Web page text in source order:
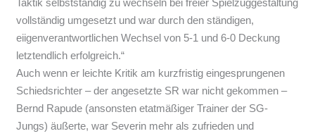
vollständig umgesetzt und war durch den ständigen,
eiigenverantwortlichen Wechsel von 5-1 und 6-0 Deckung
letztendlich erfolgreich.“
Auch wenn er leichte Kritik am kurzfristig eingesprungenen
Schiedsrichter – der angesetzte SR war nicht gekommen –
Bernd Rapude (ansonsten etatmäßiger Trainer der SG-
Jungs) äußerte, war Severin mehr als zufrieden und